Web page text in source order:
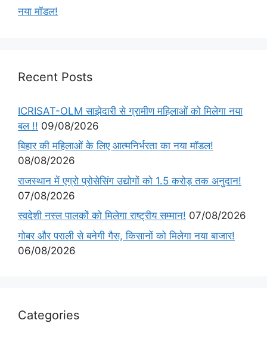
नया मॉडल!
Recent Posts
ICRISAT-OLM साझेदारी से ग्रामीण महिलाओं को मिलेगा नया
बल !! 09/08/2026
बिहार की महिलाओं के लिए आत्मनिर्भरता का नया मॉडल!
08/08/2026
राजस्थान में एग्रो प्रोसेसिंग उद्योगों को 1.5 करोड़ तक अनुदान!
07/08/2026
स्वदेशी नस्ल पालकों को मिलेगा राष्ट्रीय सम्मान! 07/08/2026
गोबर और पराली से बनेगी गैस, किसानों को मिलेगा नया बाजार!
06/08/2026
Categories